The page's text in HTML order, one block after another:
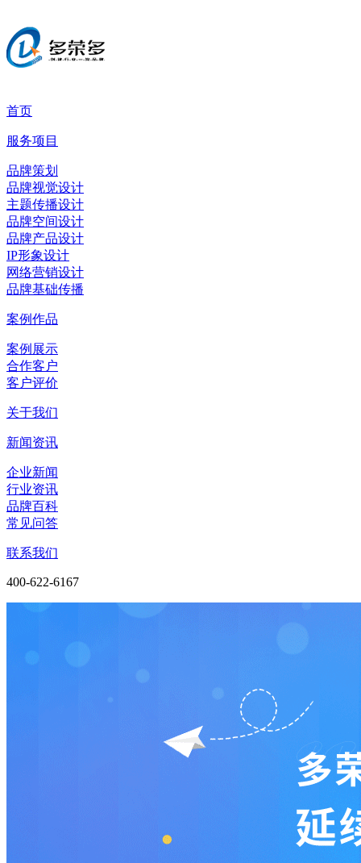
首页
服务项目
品牌策划
品牌视觉设计
主题传播设计
品牌空间设计
品牌产品设计
IP形象设计
网络营销设计
品牌基础传播
案例作品
案例展示
合作客户
客户评价
关于我们
新闻资讯
企业新闻
行业资讯
品牌百科
常见问答
联系我们
400-622-6167